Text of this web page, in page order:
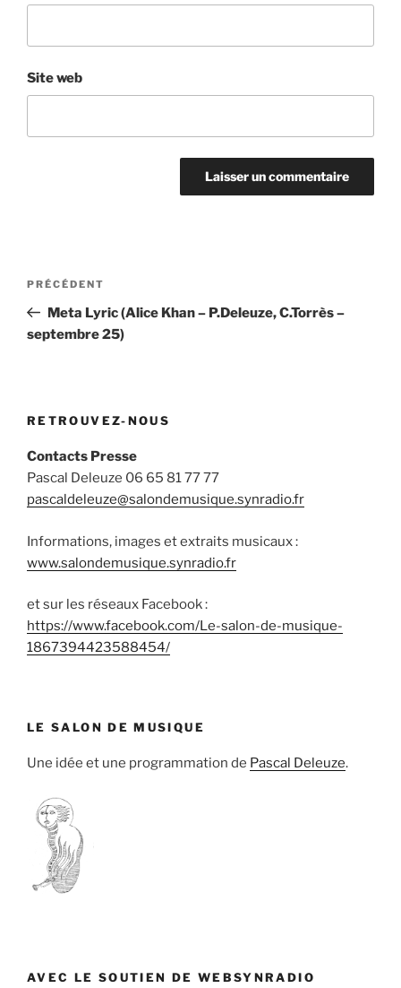
Site web
Navigation
l’article
Article
précédent
PRÉCÉDENT
Meta Lyric (Alice Khan – P.Deleuze, C.Torrès –
septembre 25)
RETROUVEZ-NOUS
Contacts Presse
Pascal Deleuze 06 65 81 77 77
pascaldeleuze@salondemusique.synradio.fr
Informations, images et extraits musicaux :
www.salondemusique.synradio.fr
et sur les réseaux Facebook :
https://www.facebook.com/Le-salon-de-musique-
1867394423588454/
LE SALON DE MUSIQUE
Une idée et une programmation de Pascal Deleuze.
AVEC LE SOUTIEN DE WEBSYNRADIO